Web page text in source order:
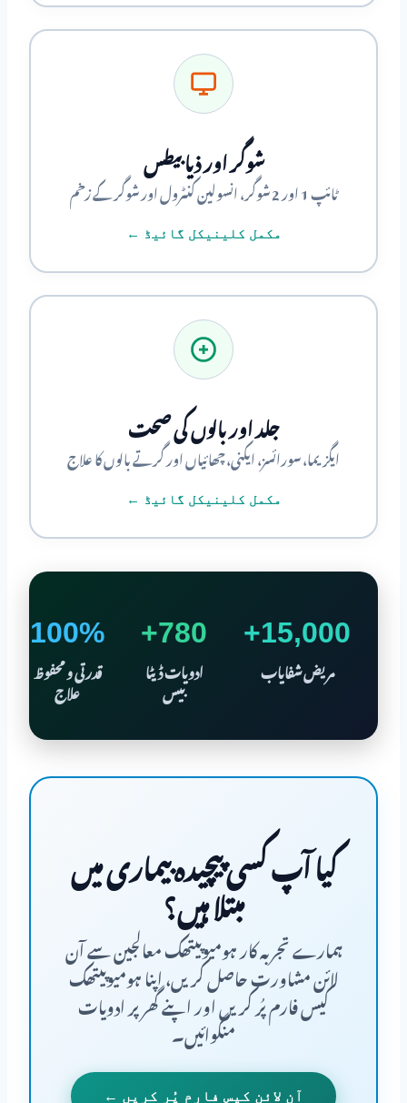
شوگر اور ذیابیطس
ٹائپ 1 اور 2 شوگر، انسولین کنٹرول اور شوگر کے زخم
مکمل کلینیکل گائیڈ ←
جلد اور بالوں کی صحت
ایگزیما، سورائسز، ایکنی، چھائیاں اور گرتے بالوں کا علاج
مکمل کلینیکل گائیڈ ←
15,000+
مریض شفایاب
780+
ادویات ڈیٹا
بیس
100%
قدرتی و محفوظ
علاج
کیا آپ کسی پیچیدہ بیماری میں
مبتلا ہیں؟
ہمارے تجربہ کار ہومیوپیتھک معالجین سے آن
لائن مشاورت حاصل کریں، اپنا ہومیوپیتھک
کیس فارم پُر کریں اور اپنے گھر پر ادویات
منگوائیں۔
آن لائن کیس فارم پُر کریں ←